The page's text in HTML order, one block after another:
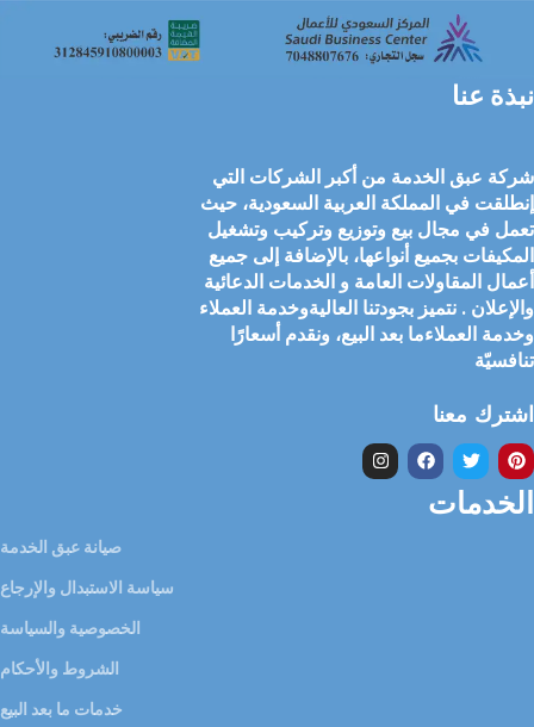
نبذة عنا
شركة عبق الخدمة من أكبر الشركات التي
إنطلقت في المملكة العربية السعودية، حيث
تعمل في مجال بيع وتوزيع وتركيب وتشغيل
المكيفات بجميع أنواعها، بالإضافة إلى جميع
أعمال المقاولات العامة و الخدمات الدعائية
والإعلان . نتميز بجودتنا العاليةوخدمة العملاء
وخدمة العملاءما بعد البيع، ونقدم أسعارًا
تنافسيّة
اشترك معنا
الخدمات
صيانة عبق الخدمة
سياسة الاستبدال والإرجاع
الخصوصية والسياسة
الشروط والأحكام
خدمات ما بعد البيع